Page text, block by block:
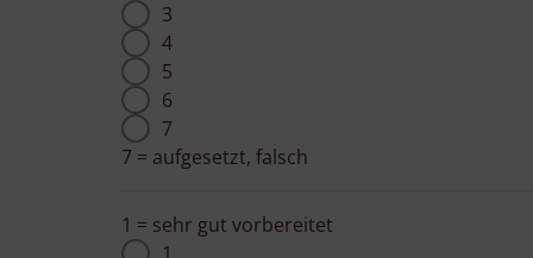
3
4
5
6
7
7 = aufgesetzt, falsch
1 = sehr gut vorbereitet